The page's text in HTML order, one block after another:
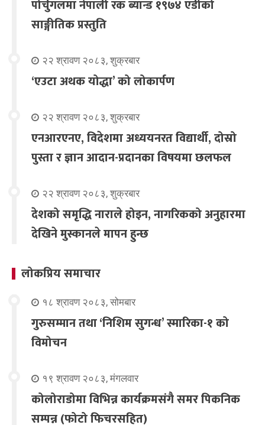
पोर्चुगलमा नेपाली रक ब्यान्ड १९७४ एडीको
साङ्गीतिक प्रस्तुति
२२ श्रावण २०८३, शुक्रबार
‘एउटा अथक योद्धा’ को लोकार्पण
२२ श्रावण २०८३, शुक्रबार
एनआरएनए, विदेशमा अध्ययनरत विद्यार्थी, दोस्रो
पुस्ता र ज्ञान आदान-प्रदानका विषयमा छलफल
२२ श्रावण २०८३, शुक्रबार
देशको समृद्धि नाराले होइन, नागरिकको अनुहारमा
देखिने मुस्कानले मापन हुन्छ
लोकप्रिय समाचार
१८ श्रावण २०८३, सोमबार
गुरुसम्मान तथा ‘निशिम सुगन्ध’ स्मारिका-१ को
विमोचन
१९ श्रावण २०८३, मंगलवार
कोलोराडोमा विभिन्न कार्यक्रमसंगै समर पिकनिक
सम्पन्न (फोटो फिचरसहित)